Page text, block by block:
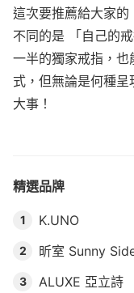
這次要推薦給大家
不同的是 「自己的
一半的獨家戒指，
式，但無論是何種
大事！
精選品牌
1 K.UNO
2 昕室 Sunny
3 ALUXE 亞立詩